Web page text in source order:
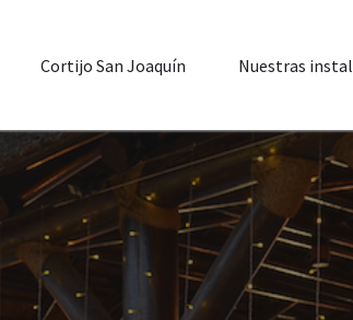
Cortijo San Joaquín Nuestras